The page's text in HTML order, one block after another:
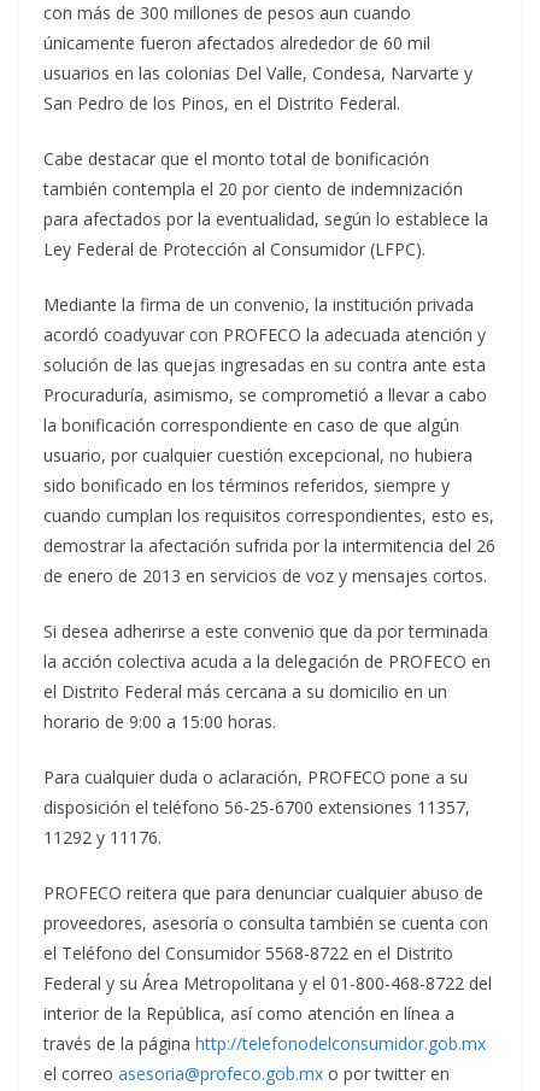
con más de 300 millones de pesos aun cuando
únicamente fueron afectados alrededor de 60 mil
usuarios en las colonias Del Valle, Condesa, Narvarte y
San Pedro de los Pinos, en el Distrito Federal.
Cabe destacar que el monto total de bonificación
también contempla el 20 por ciento de indemnización
para afectados por la eventualidad, según lo establece la
Ley Federal de Protección al Consumidor (LFPC).
Mediante la firma de un convenio, la institución privada
acordó coadyuvar con PROFECO la adecuada atención y
solución de las quejas ingresadas en su contra ante esta
Procuraduría, asimismo, se comprometió a llevar a cabo
la bonificación correspondiente en caso de que algún
usuario, por cualquier cuestión excepcional, no hubiera
sido bonificado en los términos referidos, siempre y
cuando cumplan los requisitos correspondientes, esto es,
demostrar la afectación sufrida por la intermitencia del 26
de enero de 2013 en servicios de voz y mensajes cortos.
Si desea adherirse a este convenio que da por terminada
la acción colectiva acuda a la delegación de PROFECO en
el Distrito Federal más cercana a su domicilio en un
horario de 9:00 a 15:00 horas.
Para cualquier duda o aclaración, PROFECO pone a su
disposición el teléfono 56-25-6700 extensiones 11357,
11292 y 11176.
PROFECO reitera que para denunciar cualquier abuso de
proveedores, asesoría o consulta también se cuenta con
el Teléfono del Consumidor 5568-8722 en el Distrito
Federal y su Área Metropolitana y el 01-800-468-8722 del
interior de la República, así como atención en línea a
través de la página http://telefonodelconsumidor.gob.mx
el correo asesoria@profeco.gob.mx o por twitter en